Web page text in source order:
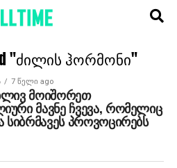
"ძილის ჰორმონი"
7 წელი ago
მოიშორეთ
მავნე ჩვევა, რომელიც
სიბრმავეს პროვოცირებს